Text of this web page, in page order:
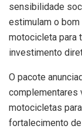
sensibilidade
estimulam o bom
motocicleta para
investimento
O pacote
complementares
motocicletas
fortalecimento